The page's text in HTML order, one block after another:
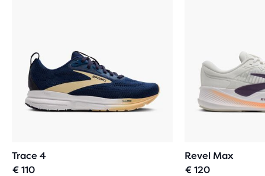
Trace 4
€ 110
Revel Max
€ 120